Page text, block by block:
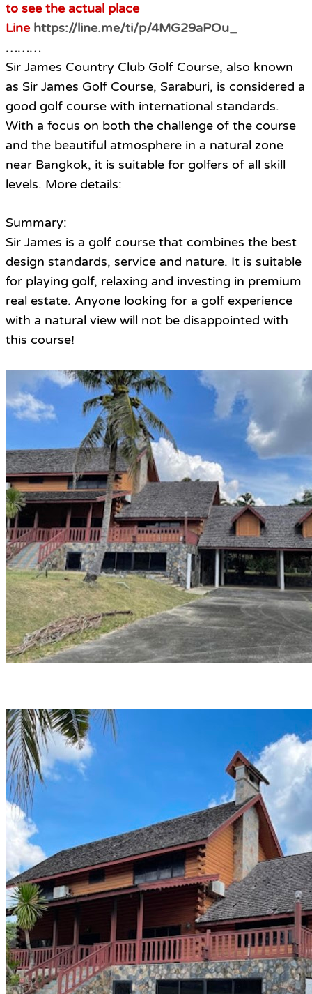
to see the actual place
Line https://line.me/ti/p/4MG29aPOu_
………
Sir James Country Club Golf Course, also known
as Sir James Golf Course, Saraburi, is considered a
good golf course with international standards.
With a focus on both the challenge of the course
and the beautiful atmosphere in a natural zone
near Bangkok, it is suitable for golfers of all skill
levels. More details:
Summary:
Sir James is a golf course that combines the best
design standards, service and nature. It is suitable
for playing golf, relaxing and investing in premium
real estate. Anyone looking for a golf experience
with a natural view will not be disappointed with
this course!